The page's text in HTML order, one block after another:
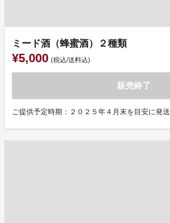
ミード酒（蜂蜜酒）２種類
¥5,000 (税込/送料込)
販売終了
ご提供予定時期：２０２５年４月末を目安に発送